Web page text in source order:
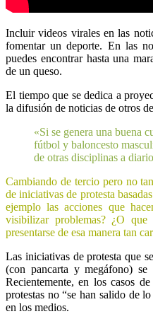
Incluir videos virales en las
fomentar un deporte. En las
puedes encontrar hasta una
de un queso.
El tiempo que se dedica a
la difusión de noticias de otros
«Si se genera una buena
fútbol y baloncesto
de otras disciplinas a
Cambiando de tercio pero no
de iniciativas de protesta
ejemplo las acciones que
visibilizar problemas? ¿O
presentarse de esa manera tan
Las iniciativas de protesta que
(con pancarta y megáfono)
Recientemente, en los casos
protestas no “se han salido de
en los medios.